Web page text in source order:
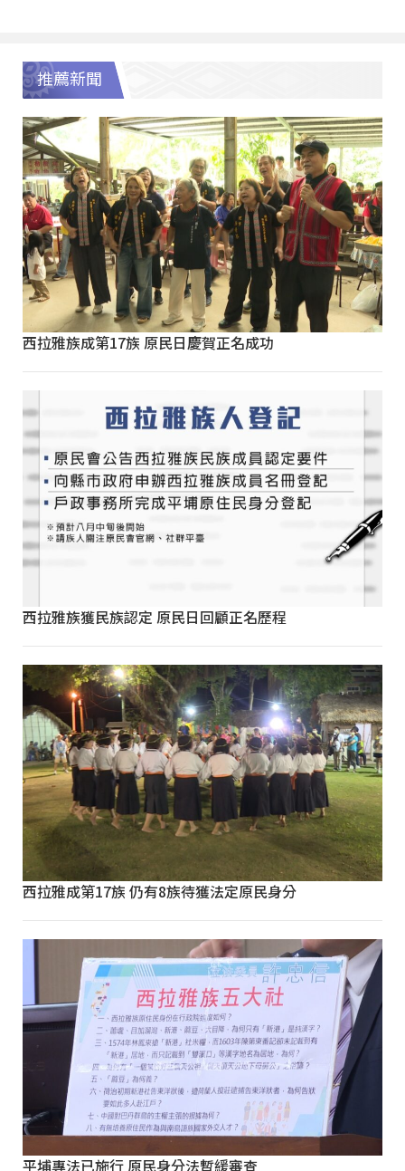
推薦新聞
西拉雅族成第17族 原民日慶賀正名成功
西拉雅族獲民族認定 原民日回顧正名歷程
西拉雅成第17族 仍有8族待獲法定原民身分
平埔專法已施行 原民身分法暫緩審查